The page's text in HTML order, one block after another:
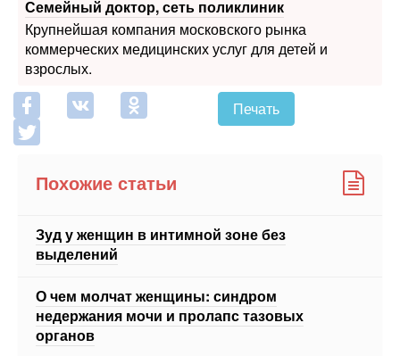
взрослых.
Печать
Похожие статьи
Зуд у женщин в интимной зоне без
О чем молчат женщины: синдром
недержания мочи и пролапс тазовых
Ведение беременности в медицинских
учреждениях. Обзор особенностей и рисков